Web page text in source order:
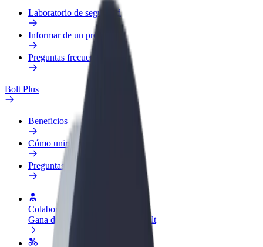
Laboratorio de seguridad
Informar de un problema
Preguntas frecuentes
Bolt Plus
Beneficios
Cómo unirse
Preguntas frecuentes
Colaborar como conductor
Gana dinero colaborando con Bolt